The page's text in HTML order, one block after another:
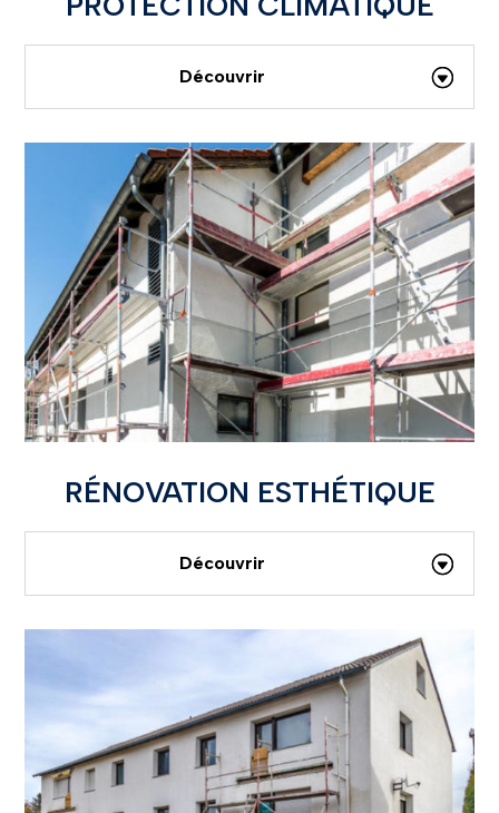
Découvrir
RÉNOVATION ESTHÉTIQUE
Découvrir